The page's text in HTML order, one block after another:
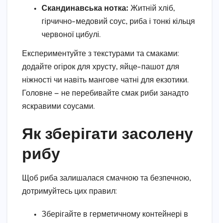
Скандинавська нотка: Житній хліб,
гірчично-медовий соус, риба і тонкі кільця
червоної цибулі.
Експериментуйте з текстурами та смаками:
додайте огірок для хрусту, яйце-пашот для
ніжності чи навіть мангове чатні для екзотики.
Головне — не перебивайте смак риби занадто
яскравими соусами.
Як зберігати засолену
рибу
Щоб риба залишалася смачною та безпечною,
дотримуйтесь цих правил:
Зберігайте в герметичному контейнері в